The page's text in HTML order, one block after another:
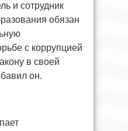
и сотрудник
обязан
с коррупцией
в своей
он.